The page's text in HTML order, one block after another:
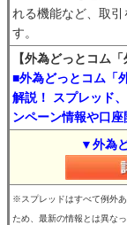
れる機能など、取
す。
【外為どっとコム
■外為どっとコム「
解説！ スプレッド
ンペーン情報や口
▼外為
※スプレッドはすべて例外
ため、最新の情報とは異な